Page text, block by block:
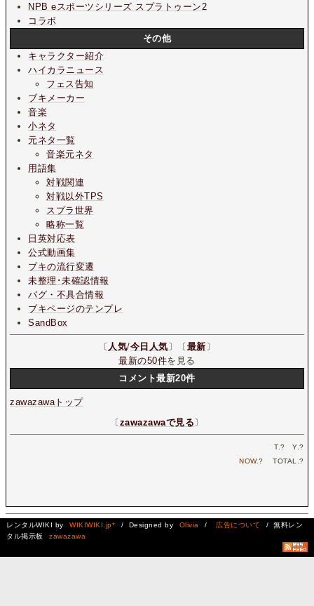
NPB eスポーツシリーズ スプラトゥーン2
コラボ
その他
キャラクター紹介
ハイカラニュース
フェス告知
ブキメーカー
音楽
小ネタ
元ネタ一覧
音楽元ネタ
用語集
対戦関連
対戦以外TPS
スプラ世界
略称一覧
日英対応表
公式動画集
ブキの流行変遷
未整理･未確認情報
バグ・不具合情報
ブキページのテンプレ
SandBox
〔 人気/今日人気〕〔最新〕
最新の50件を見る
コメント最新20件
zawazawaトップ
〔 zawazawaで見る 〕
T.? Y.?
NOW.? TOTAL.?
レンタルWIKI by WIKIWIKI.jp* / Designed by Olivia / 広告について
/ 無料レン
タル掲示板
zawazawa